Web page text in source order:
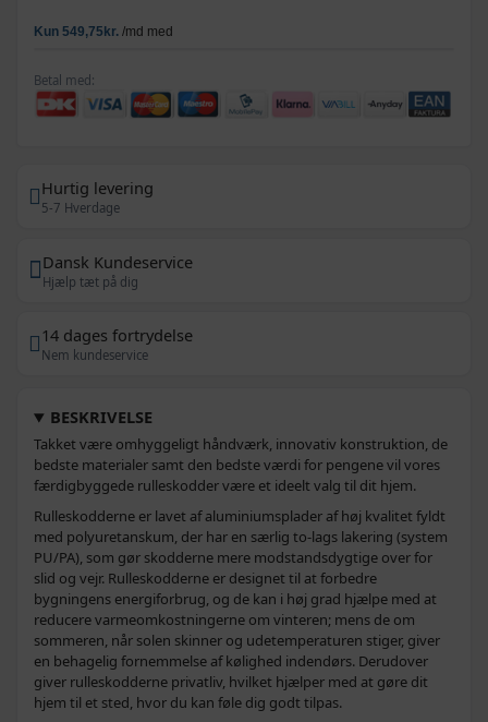
Betal med:
Hurtig levering
5-7 Hverdage
Dansk Kundeservice
Hjælp tæt på dig
14 dages fortrydelse
Nem kundeservice
BESKRIVELSE
Takket være omhyggeligt håndværk, innovativ konstruktion, de
bedste materialer samt den bedste værdi for pengene vil vores
færdigbyggede rulleskodder være et ideelt valg til dit hjem.
Rulleskodderne er lavet af aluminiumsplader af høj kvalitet fyldt
med polyuretanskum, der har en særlig to-lags lakering (system
PU/PA), som gør skodderne mere modstandsdygtige over for
slid og vejr. Rulleskodderne er designet til at forbedre
bygningens energiforbrug, og de kan i høj grad hjælpe med at
reducere varmeomkostningerne om vinteren; mens de om
sommeren, når solen skinner og udetemperaturen stiger, giver
en behagelig fornemmelse af kølighed indendørs. Derudover
giver rulleskodderne privatliv, hvilket hjælper med at gøre dit
hjem til et sted, hvor du kan føle dig godt tilpas.